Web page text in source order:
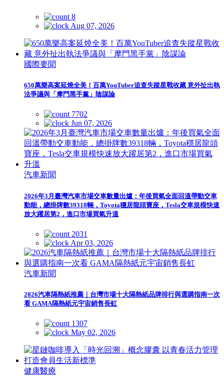
8
Aug 07, 2026
國際要聞
650萬樂高案延燒全美！百萬YouTuber追查失蹤星戰收藏 意外扯出執
法爭議與「摩門黑手黨」陰謀論
7702
Jun 07, 2026
汽車新聞
2026年3月臺灣汽車市場交車數量出爐：年後買氣全面回溫帶動交車
動能，總掛牌數39318輛，Toyota穩居龍頭寶座，Tesla交車規模快速
放大躍居第2，進口市場買氣升溫
2031
Apr 03, 2026
汽車新聞
2026汽車隔熱紙推薦｜台灣市場十大隔熱紙品牌排行與選購指南一次
看 GAMA隔熱紙元宇宙銷售長虹
1307
May 02, 2026
健康醫療